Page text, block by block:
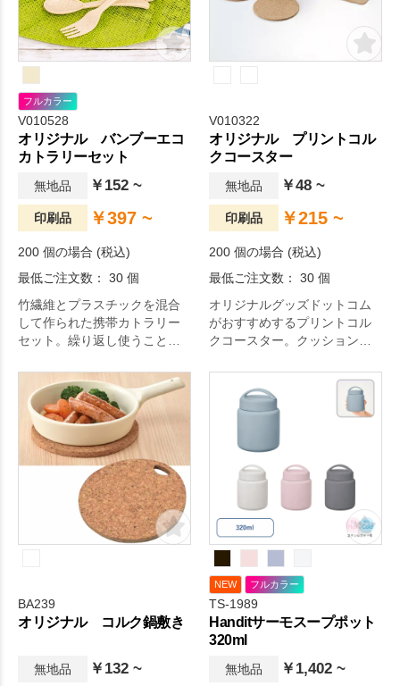
フルカラー
V010528
オリジナル バンブーエコ
カトラリーセット
無地品 ￥152 ~
印刷品 ￥397 ~
200 個の場合 (税込)
最低ご注文数： 30 個
竹繊維とプラスチックを混合
して作られた携帯カトラリー
セット。繰り返し使うことで
スチックの使用量も削減する
環境に優しいアイテムです。
竹は成長が早く豊富な資源供
給が可能なため環境保護に貢
献します。
V010322
オリジナル プリントコル
クコースター
無地品 ￥48 ~
印刷品 ￥215 ~
200 個の場合 (税込)
最低ご注文数： 30 個
オリジナルグッズドットコム
がおすすめするプリントコル
クコースター。クッション性
ー。お店やご家庭で使用で
き、テーブルやデスクが水滴
で濡れることを防ぎます。印
性の高いグッズに仕上がりま
す。日々の生活をちょっぴり
豊かにするアイテムです。
BA239
オリジナル コルク鍋敷き
無地品 ￥132 ~
NEW フルカラー
TS-1989
Handitサーモスープポット
320ml
無地品 ￥1,402 ~